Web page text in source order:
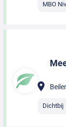
MBO
Dichtbij